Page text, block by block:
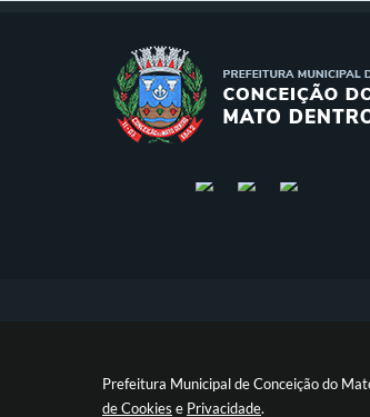
Prefeitura Municipal de Conceição do
de Cookies e Privacidade.